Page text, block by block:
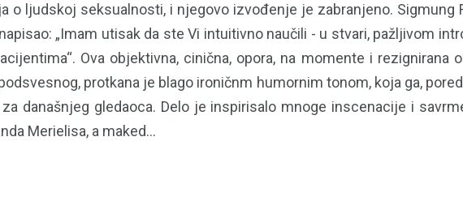
o ljudskoj seksualnosti, i njegovo izvođenje je zabranjeno. Sigmung
„Imam utisak da ste Vi intuitivno naučili - u stvari, pažljivom
Ova objektivna, cinična, opora, na momente i rezignirana
protkana je blago ironičnm humornim tonom, koja ga,
današnjeg gledaoca. Delo je inspirisalo mnoge inscenacije i
Merielisa, a maked...